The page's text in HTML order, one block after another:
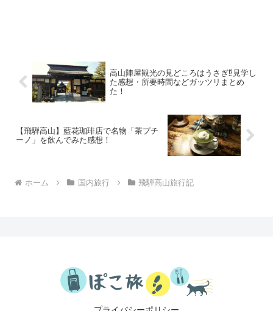
高山陣屋観光の見どころはうさぎ⁉見学し
た感想・所要時間などガッツリまとめ
た！
【飛騨高山】藍花珈琲店で名物「茶プチ
ーノ」を飲んでみた感想！
ホーム 国内旅行 飛騨高山旅行記